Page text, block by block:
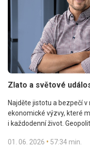
Zlato a světové
Najděte jistotu a bezpečí
ekonomické výzvy, které
i každodenní život.
zásadně ovlivnit
01. 06. 2026 • 57:34 min.